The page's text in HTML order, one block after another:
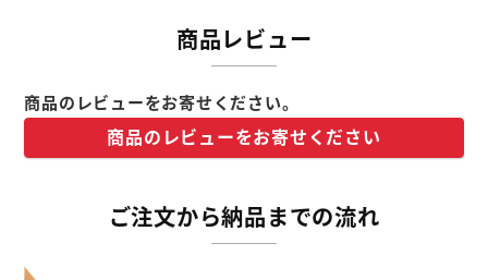
商品レビュー
商品のレビューをお寄せください。
商品のレビューをお寄せください
ご注文から納品までの流れ